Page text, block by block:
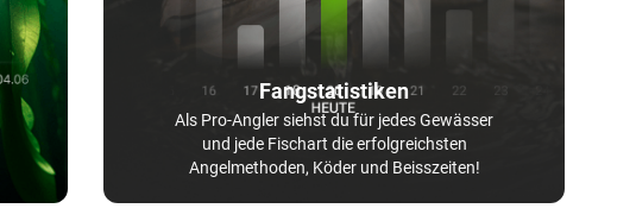
Fangstatistiken
Als Pro-Angler siehst du für jedes Gewässer
und jede Fischart die erfolgreichsten
Angelmethoden, Köder und Beisszeiten!